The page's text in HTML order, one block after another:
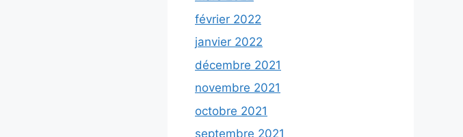
février 2022
janvier 2022
décembre 2021
novembre 2021
octobre 2021
septembre 2021